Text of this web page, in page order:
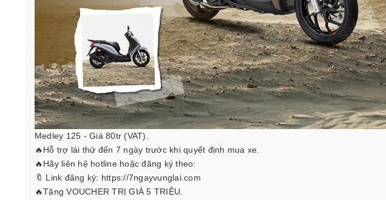
Medley 125 - Giá 80tr (VAT).
🔥Hỗ trợ lái thử đến 7 ngày trước khi quyết định mua xe.
🔥Hãy liên hệ hotline hoặc đăng ký theo:
🔖 Link đăng ký: https://7ngayvunglai.com
🔥Tặng VOUCHER TRỊ GIÁ 5 TRIỆU.